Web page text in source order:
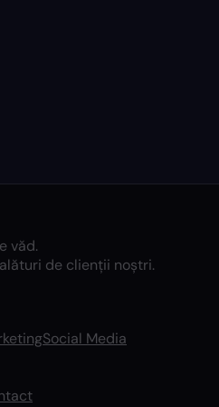
văd.
de clienții noștri.
Social Media